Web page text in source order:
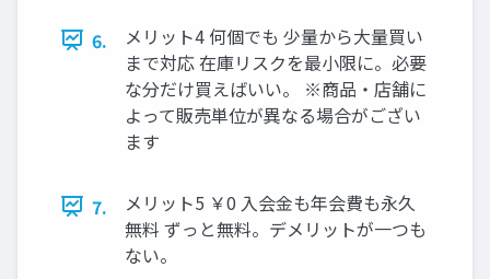
6.
メリット4 何個でも 少量から大量買い
まで対応 在庫リスクを最小限に。必要
な分だけ買えばいい。 ※商品・店舗に
よって販売単位が異なる場合がござい
ます
7.
メリット5 ￥0 入会金も年会費も永久
無料 ずっと無料。デメリットが一つも
ない。